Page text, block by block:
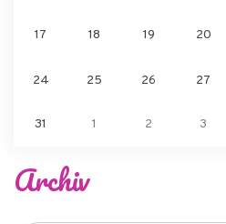
17 18 19 20
24 25 26 27
31 1 2 3
Archiv